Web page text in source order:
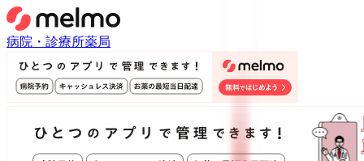
病院・診療所薬局